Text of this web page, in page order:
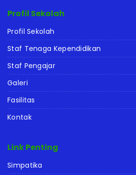
Profil Sekolah
Profil Sekolah
Staf Tenaga Kependidikan
Staf Pengajar
Galeri
Fasilitas
Kontak
Link Penting
Simpatika